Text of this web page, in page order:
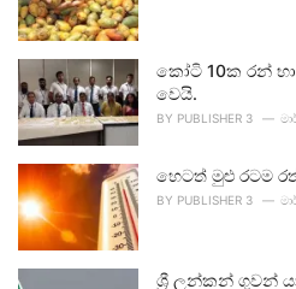
කෝටි 10ක රන්
වෙයි.
BY PUBLISHER 3
හෙටත් මුළු රටම
BY PUBLISHER 3
ශ්‍රී ලන්කන් ගුවන්